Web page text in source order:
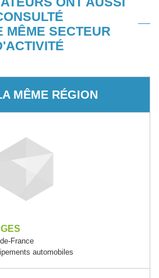
MÊME SECTEUR
MÊME RÉGION
France
automobiles